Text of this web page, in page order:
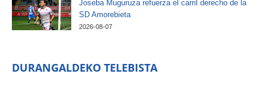
Joseba Muguruza refuerza el carril derecho de la
SD Amorebieta
2026-08-07
DURANGALDEKO TELEBISTA